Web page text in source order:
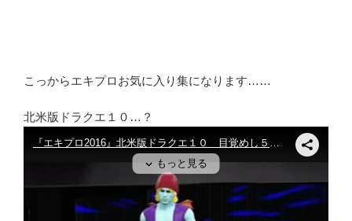
こっからエキプロお気に入り集になります……
北米版ドラクエ１０…？